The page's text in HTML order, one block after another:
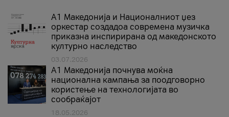
А1 Македонија и Националниот џез
оркестар создадоа современа музичка
приказна инспирирана од македонското
културно наследство
03.07.2026
A1 Македонија почнува моќна
национална кампања за поодговорно
користење на технологијата во
сообраќајот
18.05.2026